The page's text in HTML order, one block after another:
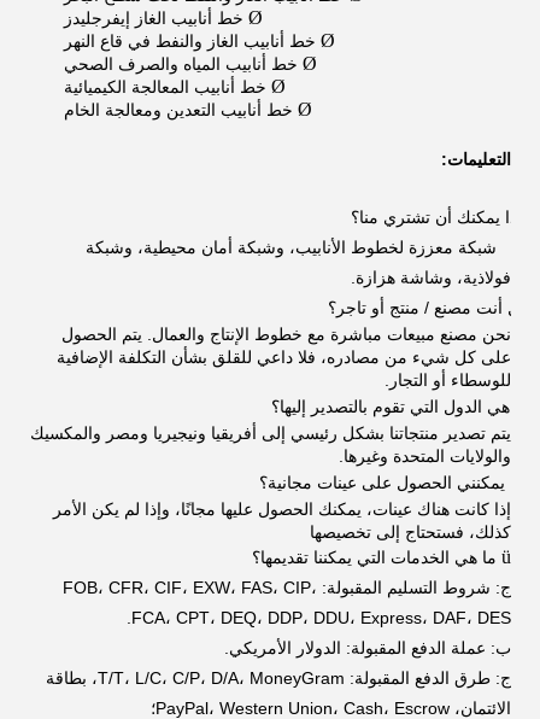
Ø خط أنابيب الغاز إيفرجليدز
Ø خط أنابيب الغاز والنفط في قاع النهر
Ø خط أنابيب المياه والصرف الصحي
Ø خط أنابيب المعالجة الكيميائية
Ø خط أنابيب التعدين ومعالجة الخام
التعليمات:
ماذا يمكنك أن تشتري منا؟
شبكة معززة لخطوط الأنابيب، وشبكة أمان محيطية، وشبكة
فولاذية، وشاشة هزازة.
هل أنت مصنع / منتج أو تاجر؟
نحن مصنع مبيعات مباشرة مع خطوط الإنتاج والعمال. يتم الحصول
على كل شيء من مصادره، فلا داعي للقلق بشأن التكلفة الإضافية
للوسطاء أو التجار.
ما هي الدول التي تقوم بالتصدير إليها؟
يتم تصدير منتجاتنا بشكل رئيسي إلى أفريقيا ونيجيريا ومصر والمكسيك
والولايات المتحدة وغيرها.
هل يمكنني الحصول على عينات مجانية؟
إذا كانت هناك عينات، يمكنك الحصول عليها مجانًا، وإذا لم يكن الأمر
كذلك، فستحتاج إلى تخصيصها
ü ما هي الخدمات التي يمكننا تقديمها؟
ج: شروط التسليم المقبولة: FOB، CFR، CIF، EXW، FAS، CIP،
FCA، CPT، DEQ، DDP، DDU، Express، DAF، DES.
ب: عملة الدفع المقبولة: الدولار الأمريكي.
ج: طرق الدفع المقبولة: T/T، L/C، C/P، D/A، MoneyGram، بطاقة
الائتمان، PayPal، Western Union، Cash، Escrow؛